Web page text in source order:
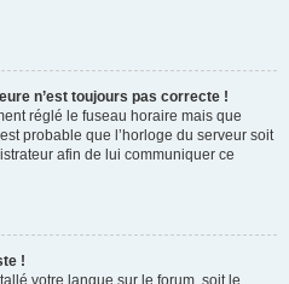
n’est toujours pas correcte !
réglé le fuseau horaire mais que
probable que l’horloge du serveur soit
afin de lui communiquer ce
!
votre langue sur le forum, soit le